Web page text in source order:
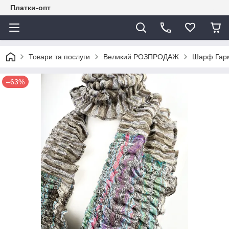
Платки-опт
Товари та послуги Великий РОЗПРОДАЖ Шарф
–63%